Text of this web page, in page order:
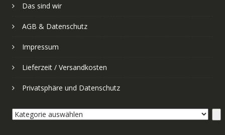
Das sind wir
AGB & Datenschutz
Impressum
Lieferzeit / Versandkosten
Privatsphäre und Datenschutz
Kategorie